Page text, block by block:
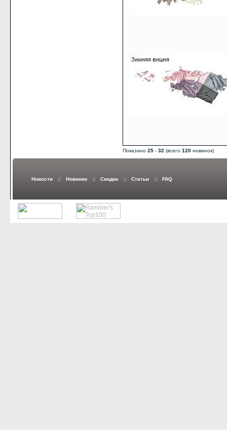
Показано 25 - 32 (всего 120 новинок)
Новости :: Новинки :: Скидки :: Статьи :: FAQ